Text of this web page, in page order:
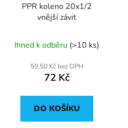
PPR koleno 20x1/2
vnější závit
Ihned k odběru (>10 ks)
59,50 Kč bez DPH
72 Kč
DO KOŠÍKU